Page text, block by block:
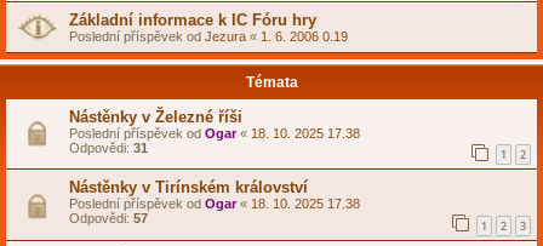
Základní informace k IC Fóru hry
Poslední příspěvek od Jezura « 1. 6. 2006 0.19
Témata
Nástěnky v Železné říši
Poslední příspěvek od Ogar« 18. 10. 2025 17.38
Odpovědi: 31 1 2
Nástěnky v Tirínském království
Poslední příspěvek od Ogar« 18. 10. 2025 17.38
Odpovědi: 57 1 2 3